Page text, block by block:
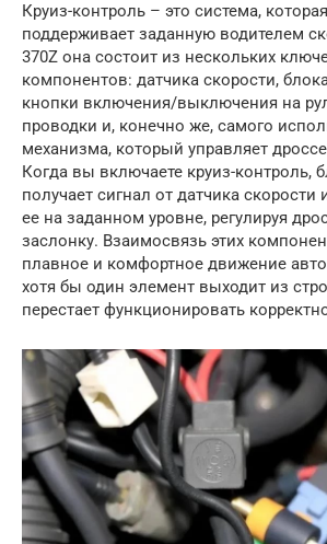
Круиз-контроль – это система,
поддерживает заданную водителем
370Z она состоит из нескольких
компонентов: датчика скорости,
кнопки включения/выключения на
проводки и, конечно же, самого
механизма, который управляет
Когда вы включаете круиз-контроль,
получает сигнал от датчика скорости
ее на заданном уровне, регулируя
заслонку. Взаимосвязь этих
плавное и комфортное движение
хотя бы один элемент выходит из
перестает функционировать